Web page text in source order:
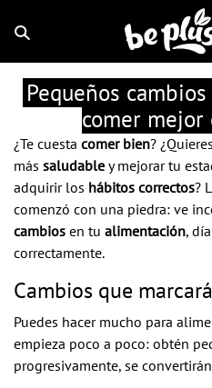
Pequeños
comer mejor
¿Te cuesta comer bien?
más saludable y mejorar tu
adquirir los hábitos correctos?
comenzó con una piedra: ve
cambios en tu alimentación,
correctamente.
Cambios que
Puedes hacer mucho para
empieza poco a poco: obtén
progresivamente, se